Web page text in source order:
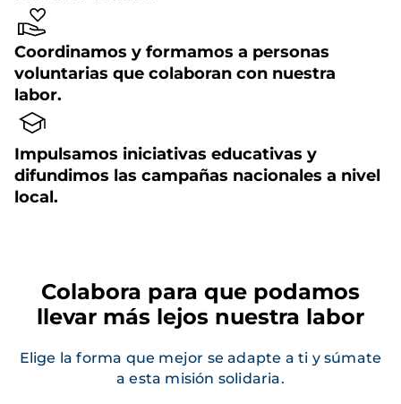
Coordinamos y formamos a personas
voluntarias que colaboran con nuestra
labor.
Impulsamos iniciativas educativas y
difundimos las campañas nacionales a nivel
local.
Colabora para que podamos
llevar más lejos nuestra labor
Elige la forma que mejor se adapte a ti y súmate
a esta misión solidaria.